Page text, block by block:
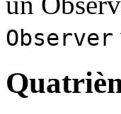
Observer